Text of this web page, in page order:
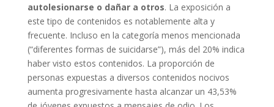
autolesionarse o dañar a otros. La exposición a
este tipo de contenidos es notablemente alta y
frecuente. Incluso en la categoría menos mencionada
(“diferentes formas de suicidarse”), más del 20% indica
haber visto estos contenidos. La proporción de
personas expuestas a diversos contenidos nocivos
aumenta progresivamente hasta alcanzar un 43,53%